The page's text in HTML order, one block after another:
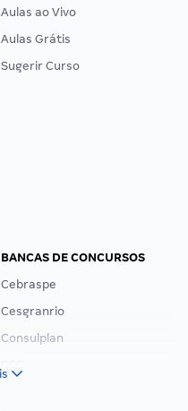
Aulas ao Vivo
Aulas Grátis
Sugerir Curso
BANCAS DE CONCURSOS
Cebraspe
Cesgranrio
Consulplan